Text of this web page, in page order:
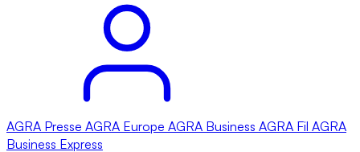
AGRA Presse AGRA Europe AGRA Business AGRA Fil AGRA
Business Express